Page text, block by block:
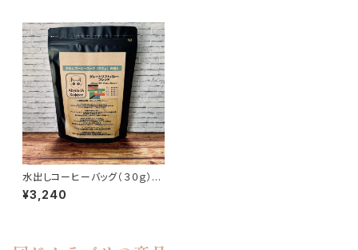
水出しコーヒーバッグ（３０ｇ）×
６個入 グレートリフトバレーブ
レンド
¥3,240